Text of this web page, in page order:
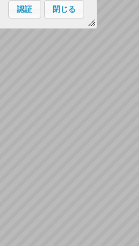
認証 閉じる